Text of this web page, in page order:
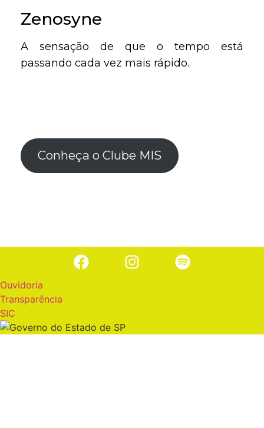
Zenosyne
A sensação de que o tempo está
passando cada vez mais rápido.
Conheça o Clube MIS
Ouvidoria
Transparência
SIC